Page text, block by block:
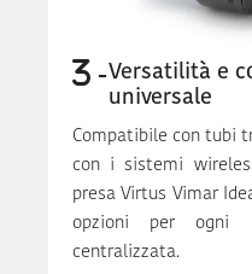
Versatilità e
universale
Compatibile con tubi
con i sistemi
presa Virtus Vimar
opzioni per ogni
centralizzata.